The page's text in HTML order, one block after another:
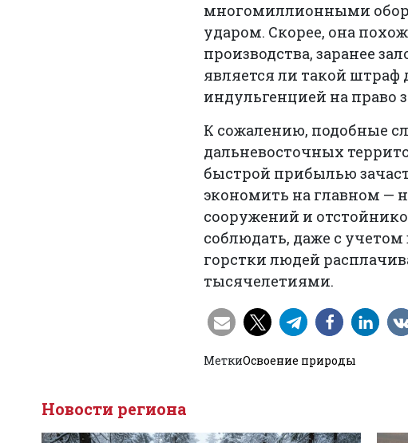
многомиллионными
ударом. Скорее, она
производства, заранее
является ли такой
индульгенцией на право
К сожалению, подобные
дальневосточных
быстрой прибылью
экономить на главном —
сооружений и
соблюдать, даже с
горстки людей
тысячелетиями.
МеткиОсвоение природы
Новости региона